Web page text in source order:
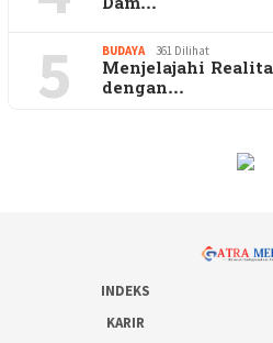
5 BUDAYA 361 Dilihat
Menjelajahi
dengan…
INDEKS
KARIR